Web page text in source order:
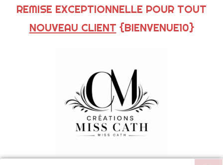
REMISE EXCEPTIONNELLE POUR TOUT
NOUVEAU CLIENT {BIENVENUE10}